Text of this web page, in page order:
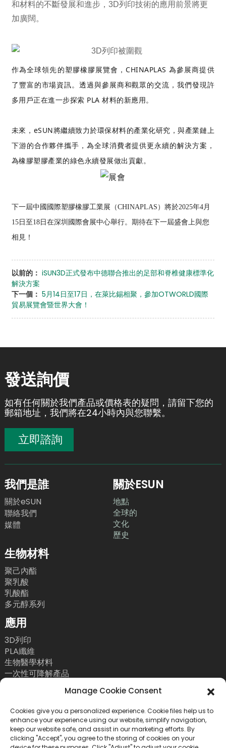
和材料的不斷發展和進步，3D列印技術的應用前景將更
加廣闊。
作為全球領先的塑膠橡膠展覽會，CHINAPLAS 為參展商提供
了豐富的市場資訊。透過與參展商和觀眾的交流，我們發現許
多用戶正在進一步探索 PLA 材料的新應用。
未來，eSUN將繼續致力於環保材料的產業化研究，與產業鏈上
下游的合作夥伴攜手，為全球消費者提供更永續的解決方案，
為橡膠塑膠產業的綠色永續發展做出貢獻。
下一屆中國國際塑膠橡膠工業展（CHINAPLAS）將於2025年4月
15日至18日在深圳國際會展中心舉行。期待在下一屆盛會上與您
相見！
以前的： iSUN3D正式發布中德聯合推出的足部和脊椎健康標準化
解決方案
下一個： 5月14日至17日，在萊比錫相聚，參加OTWORLD國際
貿易展覽會暨世界大會！
發送詢價
如有任何關於我們產品或價格表的疑問，請留下您的
郵箱地址，我們將在24小時內與您聯繫。
立即諮詢
我們是誰
關於eSUN
聯絡我們
媒體
關於ESUN
地點
全球的
文化
歷史
生物材料
聚己內酯
聚乳酸
乳酸酯
多元醇系列
應用
3D列印
PLA纖維
生物醫學材料
一次性可降解產品
電話：+86 755 86393186
電子郵件：bright@esungroup.net
地址：中國深圳市南山區粵海街道高新南九路55號微
Manage Cookie Consent
Cookies give you a personalized experience. Cookie files help us to
enhance your experience using our website, simplify navigation,
keep our website safe, and assist in our marketing efforts. By
clicking "Accept", you agree to the storing of cookies on your